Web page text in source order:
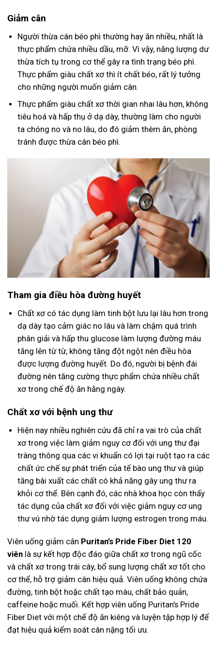
Giảm cân
Người thừa cân béo phì thường hay ăn nhiều, nhất là
thực phẩm chứa nhiều dầu, mỡ. Vì vậy, năng lượng dư
thừa tích tụ trong cơ thể gây ra tình trạng béo phì.
Thực phẩm giàu chất xơ thì ít chất béo, rất lý tưởng
cho những người muốn giảm cân.
Thực phẩm giàu chất xơ thời gian nhai lâu hơn, không
tiêu hoá và hấp thụ ở dạ dày, thường làm cho người
ta chóng no và no lâu, do đó giảm thèm ăn, phòng
tránh được thừa cân béo phì.
Tham gia điều hòa đường huyết
Chất xơ có tác dụng làm tinh bột lưu lại lâu hơn trong
dạ dày tạo cảm giác no lâu và làm chậm quá trình
phân giải và hấp thu glucose làm lượng đường máu
tăng lên từ từ, không tăng đột ngột nên điều hòa
được lượng đường huyết. Do đó, người bị bệnh đái
đường nên tăng cường thực phẩm chứa nhiều chất
xơ trong chế độ ăn hằng ngày.
Chất xơ với bệnh ung thư
Hiện nay nhiều nghiên cứu đã chỉ ra vai trò của chất
xơ trong việc làm giảm nguy cơ đối với ung thư đại
tràng thông qua các vi khuẩn có lợi tại ruột tạo ra các
chất ức chế sự phát triển của tế bào ung thư và giúp
tăng bài xuất các chất có khả năng gây ung thư ra
khỏi cơ thể. Bên cạnh đó, các nhà khoa học còn thấy
tác dụng của chất xơ đối với việc giảm nguy cơ ung
thư vú nhờ tác dụng giảm lượng estrogen trong máu.
Viên uống giảm cân Puritan’s Pride Fiber Diet 120
viên là sự kết hợp độc đáo giữa chất xơ trong ngũ cốc
và chất xơ trong trái cây, bổ sung lượng chất xơ tốt cho
cơ thể, hỗ trợ giảm cân hiệu quả. Viên uống không chứa
đường, tinh bột hoặc chất tạo màu, chất bảo quản,
caffeine hoặc muối. Kết hợp viên uống Puritan’s Pride
Fiber Diet với một chế độ ăn kiêng và luyện tập hợp lý để
đạt hiệu quả kiểm soát cân nặng tối ưu.